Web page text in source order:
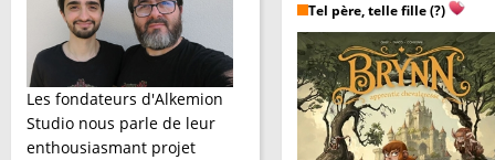
Les fondateurs d'Alkemion
Studio nous parle de leur
enthousiasmant projet
Tel père, telle fille (?)